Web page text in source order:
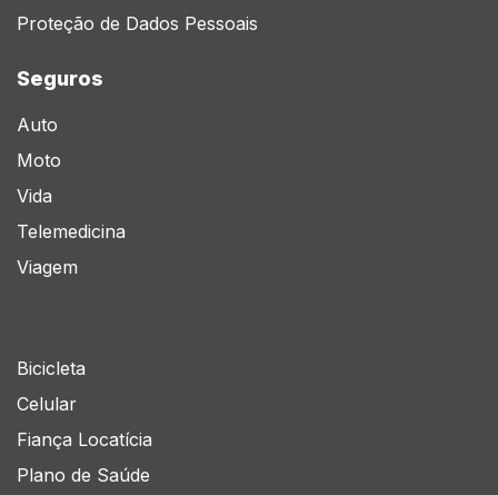
Proteção de Dados Pessoais
Seguros
Auto
Moto
Vida
Telemedicina
Viagem
Bicicleta
Celular
Fiança Locatícia
Plano de Saúde